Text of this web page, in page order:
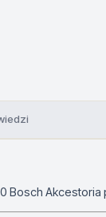
Bosch Akcestoria